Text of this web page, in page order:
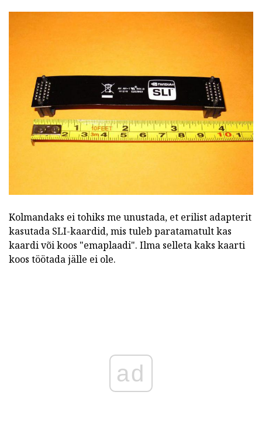
Kolmandaks ei tohiks me unustada, et erilist adapterit
kasutada SLI-kaardid, mis tuleb paratamatult kas
kaardi või koos "emaplaadi". Ilma selleta kaks kaarti
koos töötada jälle ei ole.
ad